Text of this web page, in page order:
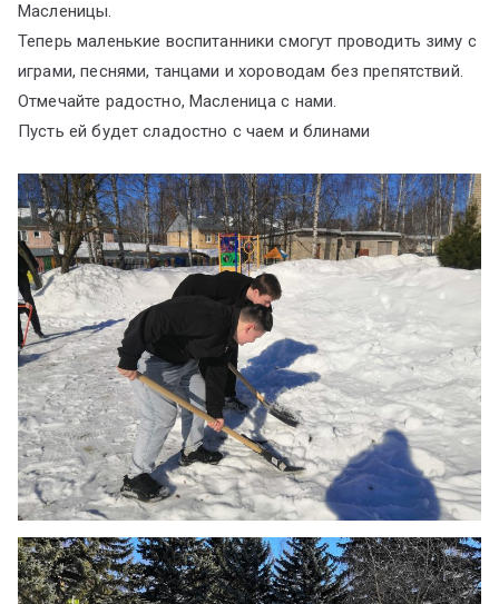
Масленицы.
Теперь маленькие воспитанники смогут проводить зиму с
играми, песнями, танцами и хороводам без препятствий.
Отмечайте радостно, Масленица с нами.
Пусть ей будет сладостно с чаем и блинами